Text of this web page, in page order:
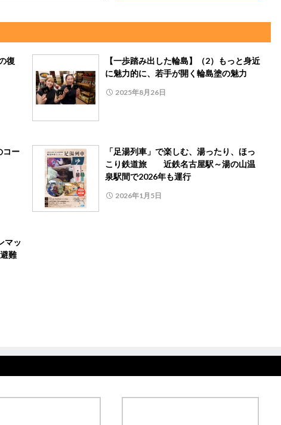
復
【一歩踏み出した輪島】（2）もっと身近
に魅力的に、若手が開く輪島塗の魅力
2025年8月26日
コー
「足湯列車」で楽しむ、湯ったり、ほっ
こり鉄道旅 近鉄名古屋駅～湯の山温
泉駅間で2026年も運行
2026年1月5日
マッ
難